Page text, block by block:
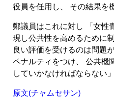
役員を任用し、 その結果を
鄭議員はこれに対し 「女性
現し公共性を高めるために
良い評価を受けるのは問題
ペナルティをつけ、 公共機
していかなければならない
原文(チャムセサン)